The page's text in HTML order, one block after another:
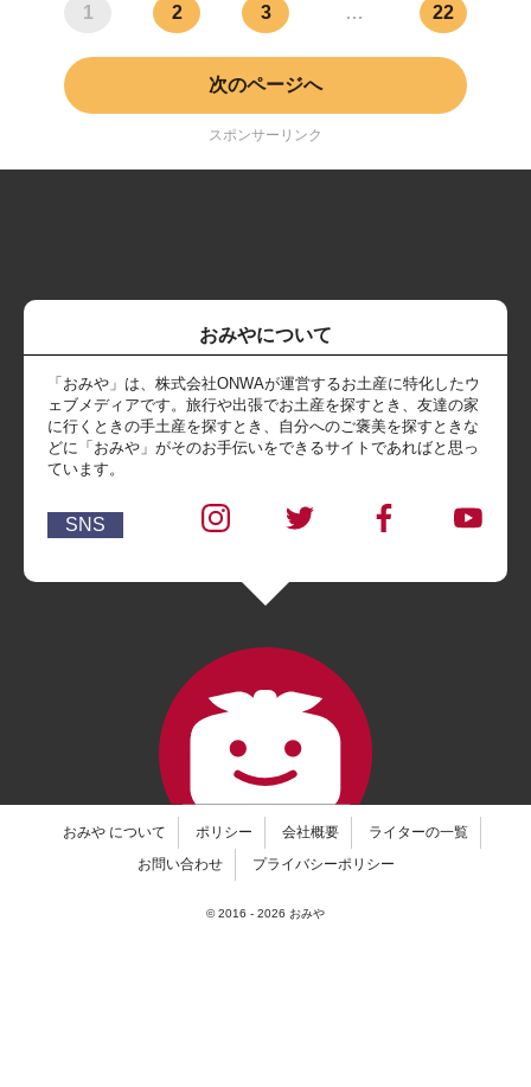
1 2 3 … 22
次のページへ
スポンサーリンク
おみやについて
「おみや」は、株式会社ONWAが運営するお土産に特化したウ
ェブメディアです。旅行や出張でお土産を探すとき、友達の家
に行くときの手土産を探すとき、自分へのご褒美を探すときな
どに「おみや」がそのお手伝いをできるサイトであればと思っ
ています。
SNS
おみや について ポリシー 会社概要
ライターの一覧
お問い合わせ
プライバシーポリシー
© 2016 - 2026 おみや